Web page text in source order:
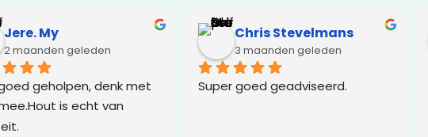
Jere. My
2 maanden geleden
geholpen, denk met
is echt van
Chris Stevelmans
3 maanden geleden
Super goed geadviseerd.